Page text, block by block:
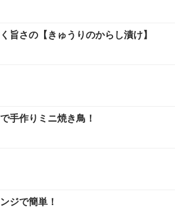
旨さの【きゅうりのからし漬け】
手作りミニ焼き鳥！
ジで簡単！